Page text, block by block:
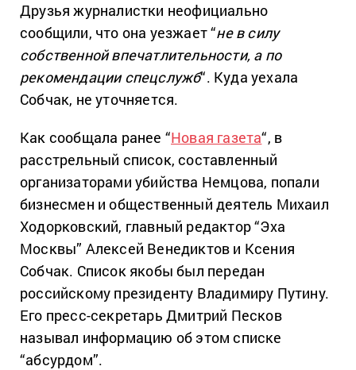
Друзья журналистки неофициально
сообщили, что она уезжает “не в силу
собственной впечатлительности, а по
рекомендации спецслужб“. Куда уехала
Собчак, не уточняется.
Как сообщала ранее “Новая газета“, в
расстрельный список, составленный
организаторами убийства Немцова, попали
бизнесмен и общественный деятель Михаил
Ходорковский, главный редактор “Эха
Москвы” Алексей Венедиктов и Ксения
Собчак. Список якобы был передан
российскому президенту Владимиру Путину.
Его пресс-секретарь Дмитрий Песков
называл информацию об этом списке
“абсурдом”.